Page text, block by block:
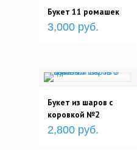
Букет 11 ромашек
3,000 руб.
Букет из шаров с
коровкой №2
2,800 руб.